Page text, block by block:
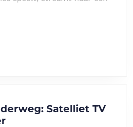
Satelliet TV
Geniet